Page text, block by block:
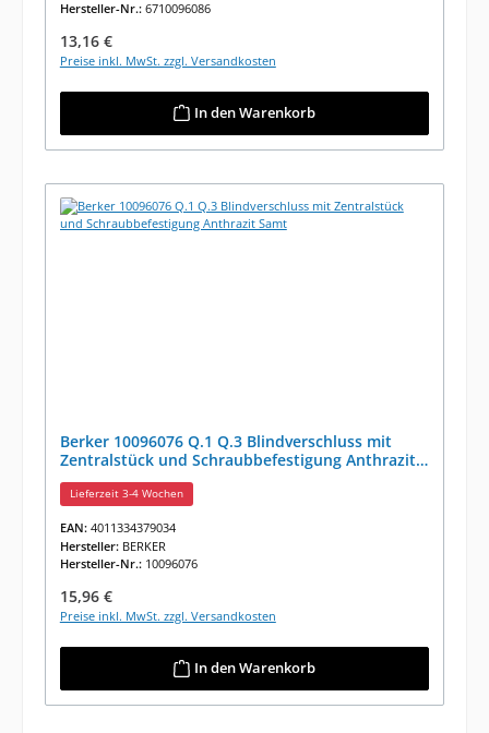
Hersteller-Nr.: 6710096086
Regulärer Preis:
13,16 €
Preise inkl. MwSt. zzgl. Versandkosten
In den Warenkorb
Berker 10096076 Q.1 Q.3 Blindverschluss mit
Zentralstück und Schraubbefestigung Anthrazit
Samt
Lieferzeit 3-4 Wochen
EAN: 4011334379034
Hersteller: BERKER
Hersteller-Nr.: 10096076
Regulärer Preis:
15,96 €
Preise inkl. MwSt. zzgl. Versandkosten
In den Warenkorb